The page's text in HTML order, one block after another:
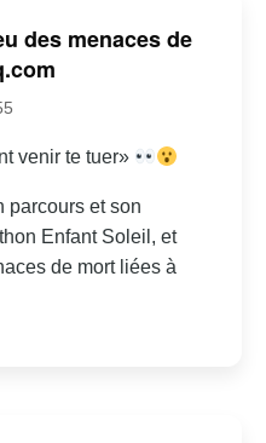
des menaces de
venir te tuer»
parcours et son
Enfant Soleil, et
de mort liées à